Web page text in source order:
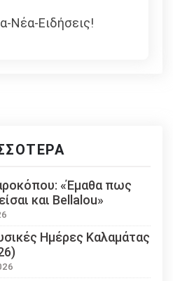
Νέα-Ειδήσεις!
«Έμαθα πως
και Bellalou»
Ημέρες Καλαμάτας